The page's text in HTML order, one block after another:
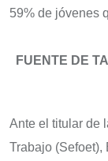
59% de jóvenes
FUENTE DE
Ante el titular de
Trabajo (Sefoet),